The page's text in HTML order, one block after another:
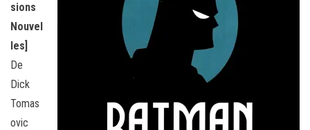
sions
Nouvel
les]
De
Dick
Tomas
ovic